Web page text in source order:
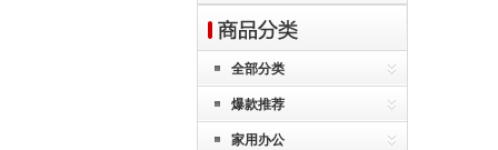
牲。
公安部消防局2014年火灾统计
表明，冬春季节（1至5月和12
月）全国共发生火灾25万余
起，平均每天1374起，夏秋季
全部分类
爆款推荐
家用办公